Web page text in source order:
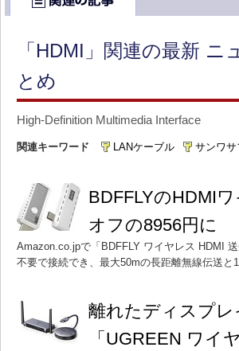
「HDMI」関連の最新
とめ
High-Definition Multimedia Interface
関連キーワード LANケーブル サンワサ
BDFFLYのHDMI
オフの8956円に
Amazon.co.jpで「BDFFLY ワイヤレス HDMI
不要で接続でき、最大50mの長距離無線伝送
離れたディスプ
「UGREEN ワイ